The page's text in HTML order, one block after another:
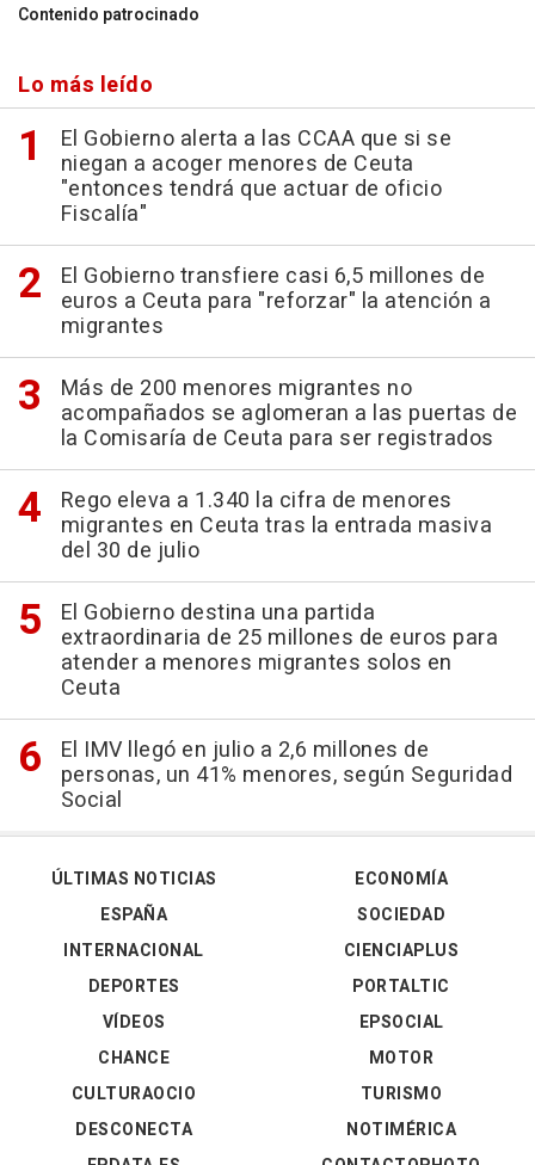
Contenido patrocinado
Lo más leído
El Gobierno alerta a las CCAA que si se
niegan a acoger menores de Ceuta
"entonces tendrá que actuar de oficio
Fiscalía"
El Gobierno transfiere casi 6,5 millones de
euros a Ceuta para "reforzar" la atención a
migrantes
Más de 200 menores migrantes no
acompañados se aglomeran a las puertas de
la Comisaría de Ceuta para ser registrados
Rego eleva a 1.340 la cifra de menores
migrantes en Ceuta tras la entrada masiva
del 30 de julio
El Gobierno destina una partida
extraordinaria de 25 millones de euros para
atender a menores migrantes solos en
Ceuta
El IMV llegó en julio a 2,6 millones de
personas, un 41% menores, según Seguridad
Social
ÚLTIMAS NOTICIAS
ESPAÑA
INTERNACIONAL
DEPORTES
VÍDEOS
ECONOMÍA
SOCIEDAD
CIENCIAPLUS
PORTALTIC
EPSOCIAL
CHANCE
CULTURAOCIO
DESCONECTA
MOTOR
TURISMO
NOTIMÉRICA